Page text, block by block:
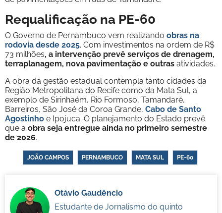
Requalificação na PE-60
O Governo de Pernambuco vem realizando obras na
rodovia desde 2025. Com investimentos na ordem de R$
73 milhões, a intervenção prevê serviços de drenagem,
terraplanagem, nova pavimentação e outras atividades.
A obra da gestão estadual contempla tanto cidades da
Região Metropolitana do Recife como da Mata Sul, a
exemplo de Sirinhaém, Rio Formoso, Tamandaré,
Barreiros, São José da Coroa Grande, Cabo de Santo
Agostinho e Ipojuca. O planejamento do Estado prevê
que a obra seja entregue ainda no primeiro semestre
de 2026.
JOÃO CAMPOS PERNAMBUCO MATA SUL PE-60
Otávio Gaudêncio
Estudante de Jornalismo do quinto